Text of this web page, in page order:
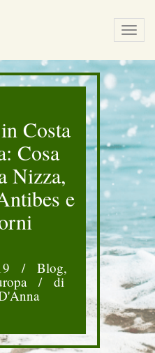
Costa
Cosa
Nizza,
e
/ Blog,
/ di